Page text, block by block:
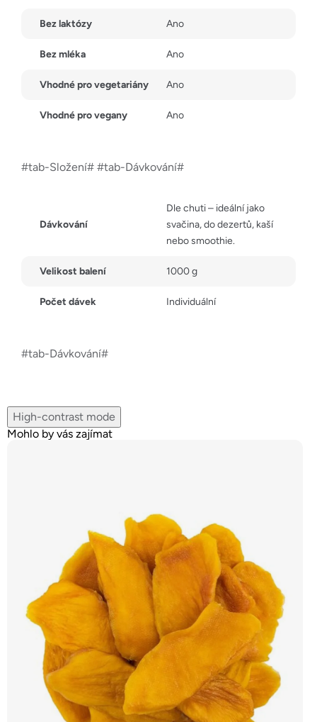
Bez laktózy Ano
Bez mléka Ano
Vhodné pro vegetariány Ano
Vhodné pro vegany Ano
#tab-Složení# #tab-Dávkování#
Dávkování
Dle chuti – ideální jako
svačina, do dezertů, kaší
nebo smoothie.
Velikost balení 1000 g
Počet dávek Individuální
#tab-Dávkování#
High-contrast mode
Mohlo by vás zajímat